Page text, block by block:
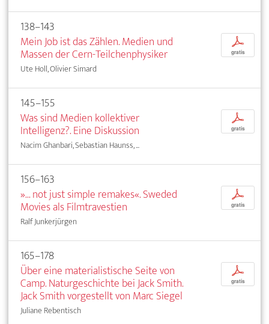
138–143
Mein Job ist das Zählen. Medien und
Massen der Cern-Teilchenphysiker
Ute Holl, Olivier Simard
p
gratis
145–155
Was sind Medien kollektiver
Intelligenz?. Eine Diskussion
Nacim Ghanbari, Sebastian Haunss, ...
p
gratis
156–163
»... not just simple remakes«. Sweded
Movies als Filmtravestien
Ralf Junkerjürgen
p
gratis
165–178
Über eine materialistische Seite von
Camp. Naturgeschichte bei Jack Smith.
Jack Smith vorgestellt von Marc Siegel
Juliane Rebentisch
p
gratis